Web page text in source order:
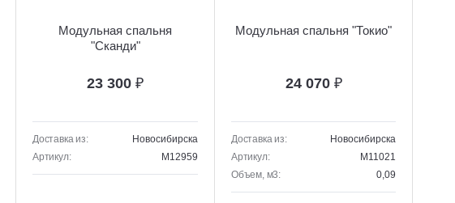
Модульная спальня
"Сканди"
23 300 ₽
Доставка из:
Новосибирска
Артикул:
M12959
Модульная спальня "Токио"
24 070 ₽
Доставка из:
Новосибирска
Артикул:
M11021
Объем, м3:
0,09